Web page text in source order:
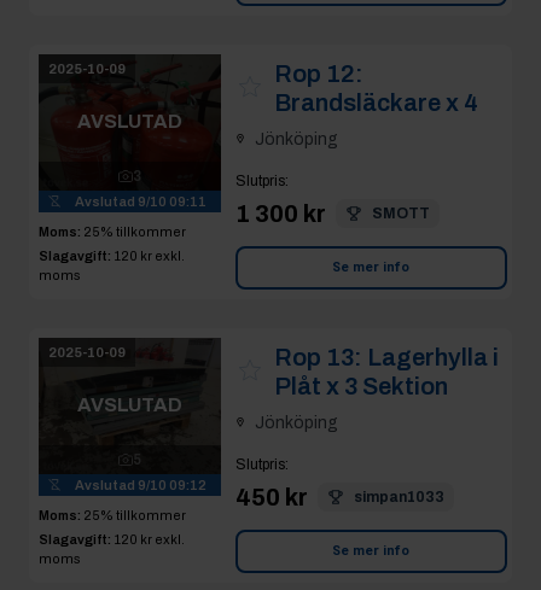
2025-10-09
AVSLUTAD
3
Avslutad 9/10 09:11
Moms: 25% tillkommer
Slagavgift: 120 kr exkl.
moms
Rop 12:
Brandsläckare x 4
Jönköping
Slutpris:
1 300 kr SMOTT
Se mer info
2025-10-09
AVSLUTAD
5
Avslutad 9/10 09:12
Moms: 25% tillkommer
Slagavgift: 120 kr exkl.
moms
Rop 13: Lagerhylla i
Plåt x 3 Sektion
Jönköping
Slutpris:
450 kr simpan1033
Se mer info